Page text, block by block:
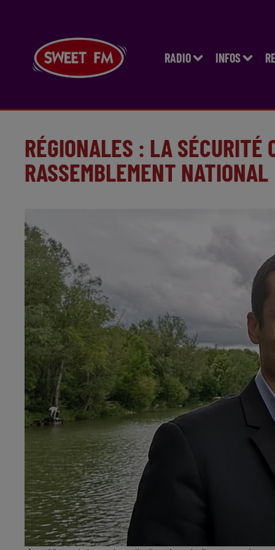
RADIO INFOS
RÉGIONALES : LA SÉCURITÉ
RASSEMBLEMENT NATIONAL